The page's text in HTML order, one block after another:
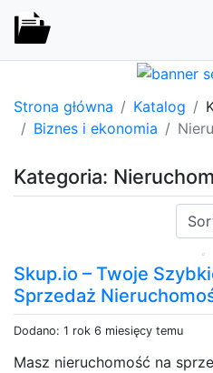
Strona główna Katalog
Biznes i ekonomia
Kategoria:
Skup.io – Twoje
Sprzedaż
Dodano: 1 rok 6 miesięcy temu
Masz nieruchomość na